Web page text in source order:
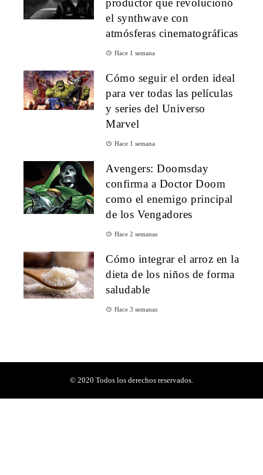
productor que revolucionó
el synthwave con
atmósferas cinematográficas
Hace 1 semana
Cómo seguir el orden ideal
para ver todas las películas
y series del Universo
Marvel
Hace 1 semana
Avengers: Doomsday
confirma a Doctor Doom
como el enemigo principal
de los Vengadores
Hace 2 semanas
Cómo integrar el arroz en la
dieta de los niños de forma
saludable
Hace 3 semanas
© 2020 Todos los derechos reservados.